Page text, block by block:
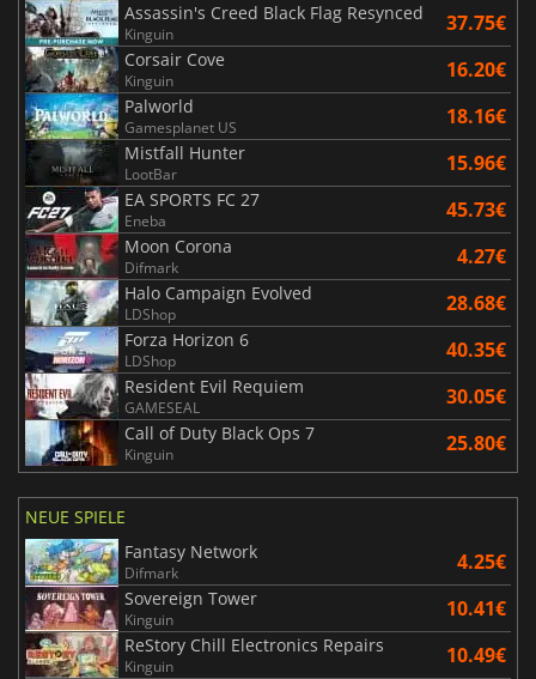
Assassin's Creed Black Flag Resynced
Kinguin 37.75€
Corsair Cove
Kinguin 16.20€
Palworld
Gamesplanet US 18.16€
Mistfall Hunter
LootBar 15.96€
EA SPORTS FC 27
Eneba 45.73€
Moon Corona
Difmark 4.27€
Halo Campaign Evolved
LDShop 28.68€
Forza Horizon 6
LDShop 40.35€
Resident Evil Requiem
GAMESEAL 30.05€
Call of Duty Black Ops 7
Kinguin 25.80€
NEUE SPIELE
Fantasy Network
Difmark 4.25€
Sovereign Tower
Kinguin 10.41€
ReStory Chill Electronics Repairs
Kinguin 10.49€